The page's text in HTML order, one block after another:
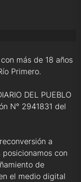
con más de 18 años
Primero.
DEL PUEBLO
N° 2941831 del
a
con
de
el medio digital